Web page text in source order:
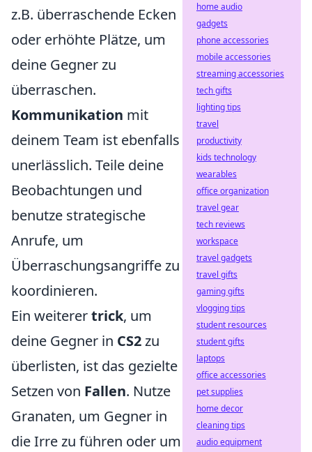
z.B. überraschende Ecken
oder erhöhte Plätze, um
deine Gegner zu
überraschen.
Kommunikation mit
deinem Team ist ebenfalls
unerlässlich. Teile deine
Beobachtungen und
benutze strategische
Anrufe, um
Überraschungsangriffe zu
koordinieren.
Ein weiterertrick, um
deine Gegner in CS2zu
überlisten, ist das gezielte
Setzen von Fallen. Nutze
Granaten, um Gegner in
die Irre zu führen oder um
home audio
gadgets
phone accessories
mobile accessories
streaming accessories
tech gifts
lighting tips
travel
productivity
kids technology
wearables
office organization
travel gear
tech reviews
workspace
travel gadgets
travel gifts
gaming gifts
vlogging tips
student resources
student gifts
laptops
office accessories
pet supplies
home decor
cleaning tips
audio equipment